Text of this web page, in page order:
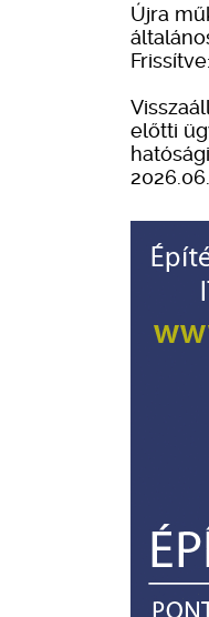
Újra
előtti